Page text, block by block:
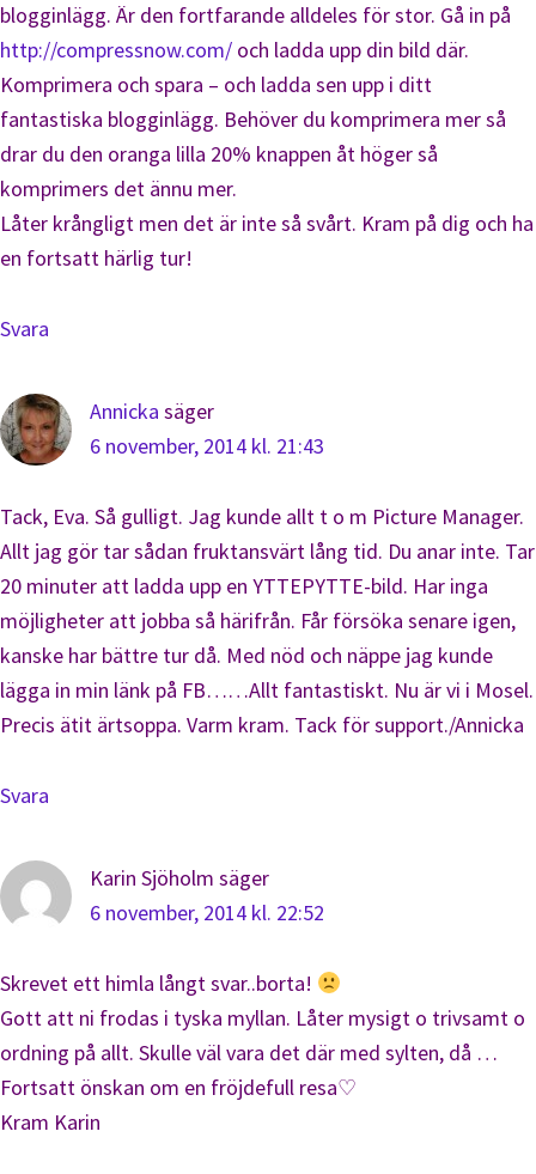
blogginlägg. Är den fortfarande alldeles för stor. Gå in på
http://compressnow.com/ och ladda upp din bild där.
Komprimera och spara – och ladda sen upp i ditt
fantastiska blogginlägg. Behöver du komprimera mer så
drar du den oranga lilla 20% knappen åt höger så
komprimers det ännu mer.
Låter krångligt men det är inte så svårt. Kram på dig och ha
en fortsatt härlig tur!
Svara
Annicka säger
6 november, 2014 kl. 21:43
Tack, Eva. Så gulligt. Jag kunde allt t o m Picture Manager.
Allt jag gör tar sådan fruktansvärt lång tid. Du anar inte. Tar
20 minuter att ladda upp en YTTEPYTTE-bild. Har inga
möjligheter att jobba så härifrån. Får försöka senare igen,
kanske har bättre tur då. Med nöd och näppe jag kunde
lägga in min länk på FB……Allt fantastiskt. Nu är vi i Mosel.
Precis ätit ärtsoppa. Varm kram. Tack för support./Annicka
Svara
Karin Sjöholm säger
6 november, 2014 kl. 22:52
Skrevet ett himla långt svar..borta!
Gott att ni frodas i tyska myllan. Låter mysigt o trivsamt o
ordning på allt. Skulle väl vara det där med sylten, då …
Fortsatt önskan om en fröjdefull resa♡
Kram Karin